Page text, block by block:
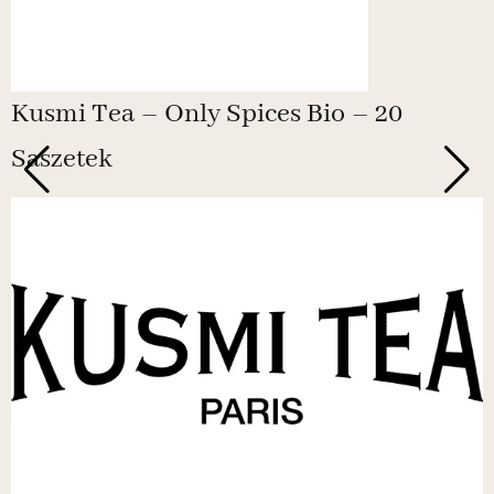
Kusmi Tea – Only Spices Bio – 20
Saszetek